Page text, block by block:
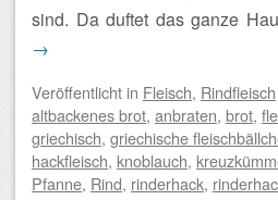
sind. Da duftet das ganze
→
Veröffentlicht in Fleisch, Rindfleisch
altbackenes brot, anbraten, brot,
griechisch, griechische
hackfleisch, knoblauch,
Pfanne, Rind, rinderhack,